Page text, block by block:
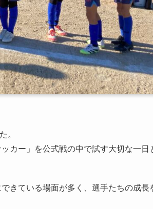
。
カー」を公式戦の中で試す大切な一日
きている場面が多く、選手たちの成長